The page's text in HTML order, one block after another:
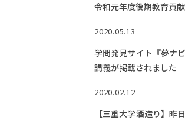
令和元年度後期教育貢献
2020.05.13
学問発見サイト『夢ナ
講義が掲載されました
2020.02.12
【三重大学酒造り】昨